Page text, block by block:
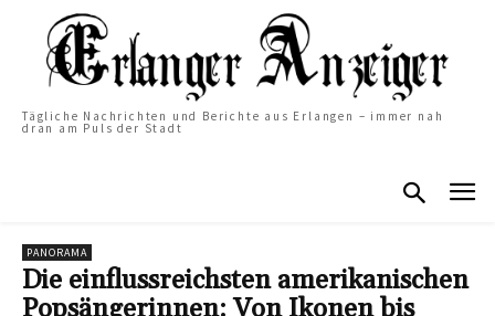
Tägliche Nachrichten und Berichte aus Erlangen – immer nah
dran am Puls der Stadt
PANORAMA
Die einflussreichsten amerikanischen
Popsängerinnen: Von Ikonen bis